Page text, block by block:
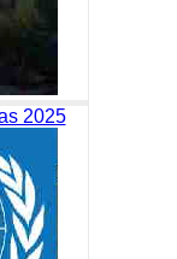
2025